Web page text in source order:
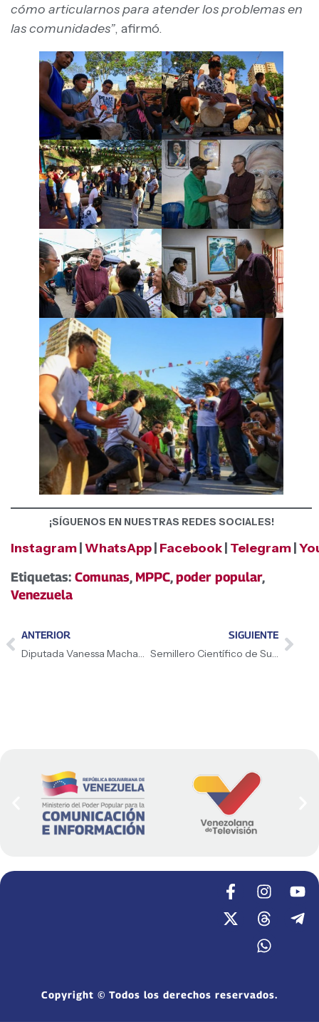
cómo articularnos para atender los problemas en
las comunidades”, afirmó.
¡SÍGUENOS EN NUESTRAS REDES SOCIALES!
Instagram WhatsApp Facebook Telegram
Etiquetas: Comunas, MPPC,poder popular,
Venezuela
ANTERIOR
Diputada Vanessa Machado resalta protagonismo femenino en la economía y justicia nacional
SIGUIENTE
Semillero Científico de Sucre se prepara para las Olimpiadas Venezolanas de Astronomía 2026
Copyright © Todos los derechos reservados.